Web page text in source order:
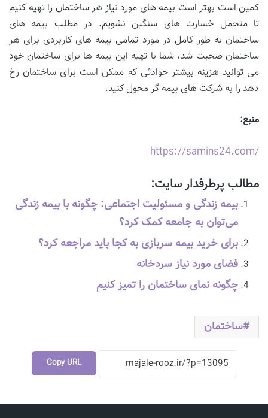
کمین است بهتر است بیمه های مورد نیاز هر ساختمان را تهیه کنیم
تا متحمل خسارت های سنگین نشویم. در مطلب بیمه های
ساختمان به طور کامل در مورد تمامی بیمه های کاربردی برای هر
ساختمان صحبت شد، شما با تهیه این بیمه ها برای ساختمان خود
می توانید هزینه بیشتر حوادثی که ممکن است برای ساختمان رخ
دهد را به شرکت های بیمه گر محول کنید.
منبع:
https://samins24.com/
مطالب پرطرفدار سایت:
بیمه زندگی و مسئولیت اجتماعی: چگونه با بیمه زندگی
می‌توان به جامعه کمک کرد؟
برای خرید بیمه سربازی به کجا باید مراجعه کرد؟
فضای مورد نیاز سردخانه
چگونه نمای ساختمان را تمیز کنیم
ساختمان
Copy URL